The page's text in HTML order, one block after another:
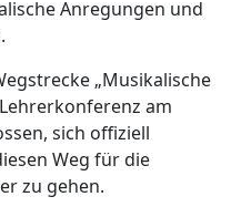
Anregungen und
„Musikalische
am
sich offiziell
Weg für die
zu gehen.